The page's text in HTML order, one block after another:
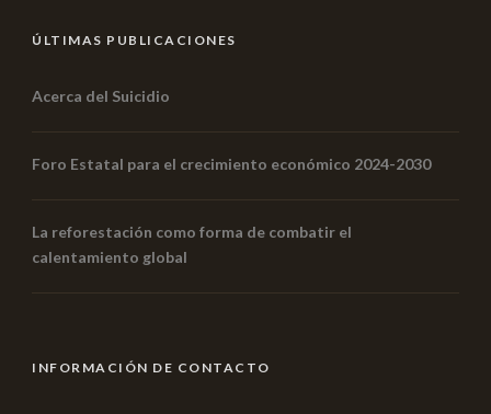
ÚLTIMAS PUBLICACIONES
Acerca del Suicidio
Foro Estatal para el crecimiento económico 2024-2030
La reforestación como forma de combatir el
calentamiento global
INFORMACIÓN DE CONTACTO